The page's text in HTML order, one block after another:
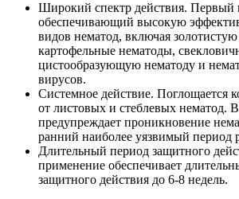
Широкий спектр действия. Первый
обеспечивающий высокую
видов нематод, включая
картофельные нематоды,
цистообразующую нематоду и
вирусов.
Системное действие. Поглощается
от листовых и стеблевых нематод.
предупреждает проникновение
ранний наиболее уязвимый период
Длительный период защитного
применение обеспечивает
защитного действия до 6-8 недель.